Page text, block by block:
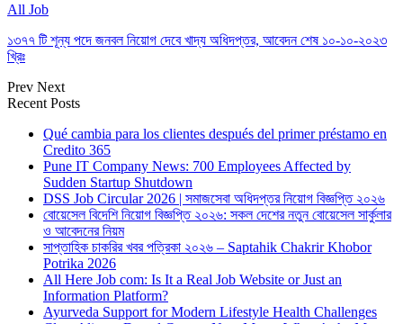
All Job
১৩৭৭ টি শূন্য পদে জনবল নিয়োগ দেবে খাদ্য অধিদপ্তর, আবেদন শেষ ১০-১০-২০২৩
খ্রিঃ
Prev Next
Recent Posts
Qué cambia para los clientes después del primer préstamo en
Credito 365
Pune IT Company News: 700 Employees Affected by
Sudden Startup Shutdown
DSS Job Circular 2026 | সমাজসেবা অধিদপ্তর নিয়োগ বিজ্ঞপ্তি ২০২৬
বোয়েসেল বিদেশি নিয়োগ বিজ্ঞপ্তি ২০২৬: সকল দেশের নতুন বোয়েসেল সার্কুলার
ও আবেদনের নিয়ম
সাপ্তাহিক চাকরির খবর পত্রিকা ২০২৬ – Saptahik Chakrir Khobor
Potrika 2026
All Here Job com: Is It a Real Job Website or Just an
Information Platform?
Ayurveda Support for Modern Lifestyle Health Challenges